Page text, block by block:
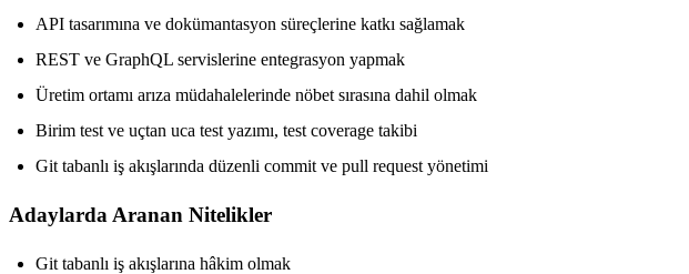
API tasarımına ve dokümantasyon süreçlerine katkı sağlamak
REST ve GraphQL servislerine entegrasyon yapmak
Üretim ortamı arıza müdahalelerinde nöbet sırasına dahil olmak
Birim test ve uçtan uca test yazımı, test coverage takibi
Git tabanlı iş akışlarında düzenli commit ve pull request yönetimi
Adaylarda Aranan Nitelikler
Git tabanlı iş akışlarına hâkim olmak